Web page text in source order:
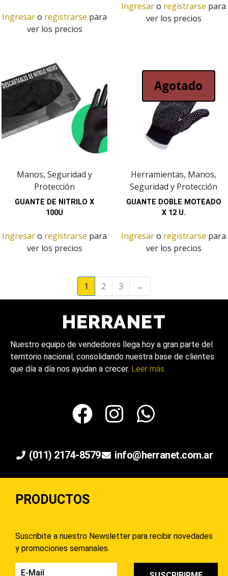
Ingresaro registrarse para
ver los precios
Ingresaro registrarse para
ver los precios
Manos, Seguridad y
Protección
GUANTE DE NITRILO X
100U
Ingresaro registrarse para
ver los precios
Agotado
Herramientas, Manos,
Seguridad y Protección
GUANTE DOBLE MOTEADO
X 12 U.
Ingresaro registrarse para
ver los precios
1 2 3 →
Nuestro equipo de vendedores llega hoy a gran parte del
territorio nacional, consolidando nuestra base de clientes
que día a día nos ayudan a crecer. Leer más.
(011) 2174-8579 info@herranet.com.ar
PRODUCTOS
Suscribite a nuestro Newsletter para recibir novedades
y promociones semanales.